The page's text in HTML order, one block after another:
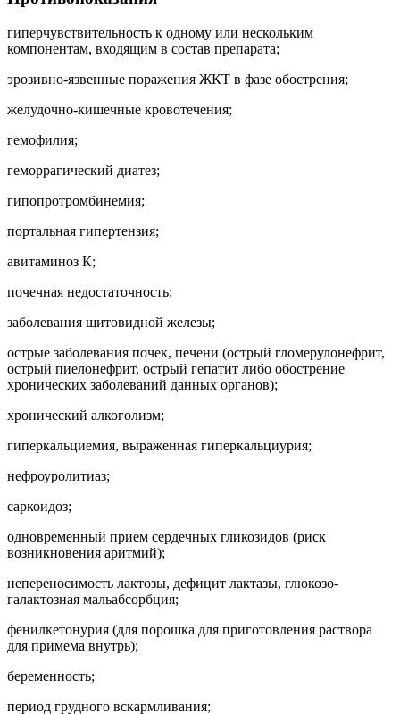
гиперчувствительность к одному или нескольким
компонентам, входящим в состав препарата;
эрозивно-язвенные поражения ЖКТ в фазе обострения;
желудочно-кишечные кровотечения;
гемофилия;
геморрагический диатез;
гипопротромбинемия;
портальная гипертензия;
авитаминоз К;
почечная недостаточность;
заболевания щитовидной железы;
острые заболевания почек, печени (острый гломерулонефрит,
острый пиелонефрит, острый гепатит либо обострение
хронических заболеваний данных органов);
хронический алкоголизм;
гиперкальциемия, выраженная гиперкальциурия;
нефроуролитиаз;
саркоидоз;
одновременный прием сердечных гликозидов (риск
возникновения аритмий);
непереносимость лактозы, дефицит лактазы, глюкозо-
галактозная мальабсорбция;
фенилкетонурия (для порошка для приготовления раствора
для примема внутрь);
беременность;
период грудного вскармливания;